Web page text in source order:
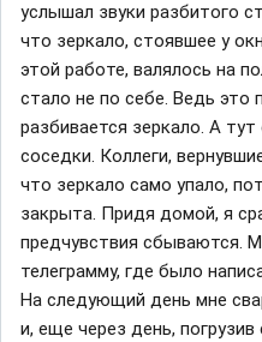
услышал звуки разбитого
что зеркало, стоявшее у
этой работе, валялось на
стало не по себе. Ведь это
разбивается зеркало. А
соседки. Коллеги,
что зеркало само упало,
закрыта. Придя домой, я
предчувствия сбываются.
телеграмму, где было
На следующий день мне
и, еще через день,